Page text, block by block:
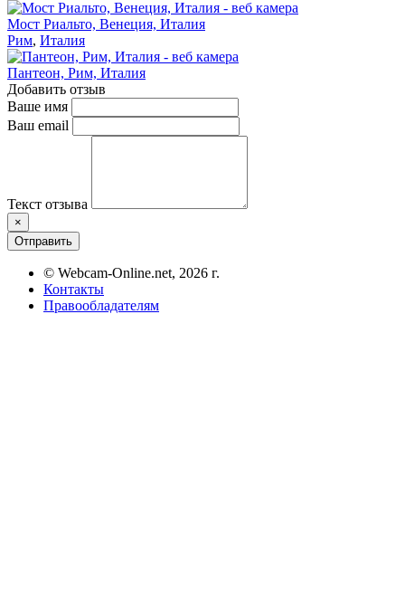
Мост Риальто, Венеция, Италия
Рим, Италия
Пантеон, Рим, Италия
Добавить отзыв
Ваше имя
Ваш email
Текст отзыва
×
Отправить
© Webcam-Online.net, 2026 г.
Контакты
Правообладателям